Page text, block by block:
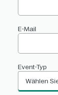
E-Mail
Event-Typ
Wählen